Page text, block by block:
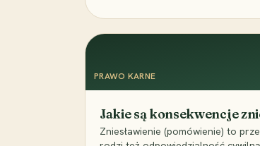
PRAWO KARNE
Jakie są konsekwencje
Zniesławienie (pomówienie) to